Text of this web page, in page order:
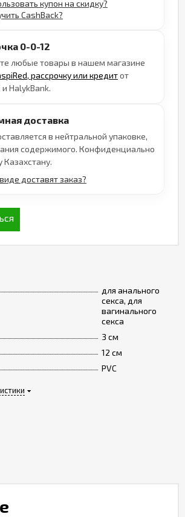
для анального
секса, для
вагинального
секса
3 см
12 см
PVC
купон на скидку?
CashBack?
0-0-12
любые товары в нашем магазине
рассрочку или кредитот
и HalykBank.
доставка
в нейтральной упаковке,
содержимого. Конфиденциально
Казахстану.
доставят заказ?